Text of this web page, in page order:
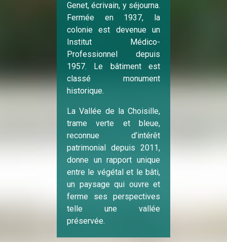
Genet, écrivain, y séjourna.
Fermée en 1937, la
colonie est devenue un
Institut Médico-
Professionnel depuis
1957. Le bâtiment est
classé monument
historique.
La Vallée de la Choisille,
trame verte et bleue,
reconnue d’intérêt
patrimonial depuis 2011,
donne un rapport unique
entre le végétal et le bâti,
un paysage qui ouvre et
ferme ses perspectives
telle une vallée
préservée.